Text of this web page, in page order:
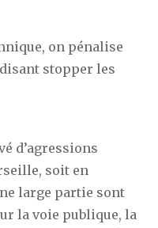
on pénalise
stopper les
d’agressions
soit en
large partie sont
la voie publique, la